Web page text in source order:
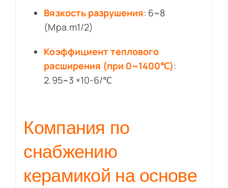
Вязкость разрушения: 6~8
(Mpa.m1/2)
Коэффициент теплового
расширения (при 0~1400℃):
2.95~3 ×10-6/℃
Компания по
снабжению
керамикой на основе